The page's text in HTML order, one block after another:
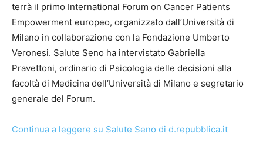
terrà il primo International Forum on Cancer Patients
Empowerment europeo, organizzato dall’Università di
Milano in collaborazione con la Fondazione Umberto
Veronesi. Salute Seno ha intervistato Gabriella
Pravettoni, ordinario di Psicologia delle decisioni alla
facoltà di Medicina dell’Università di Milano e segretario
generale del Forum.
Continua a leggere su Salute Seno di d.repubblica.it